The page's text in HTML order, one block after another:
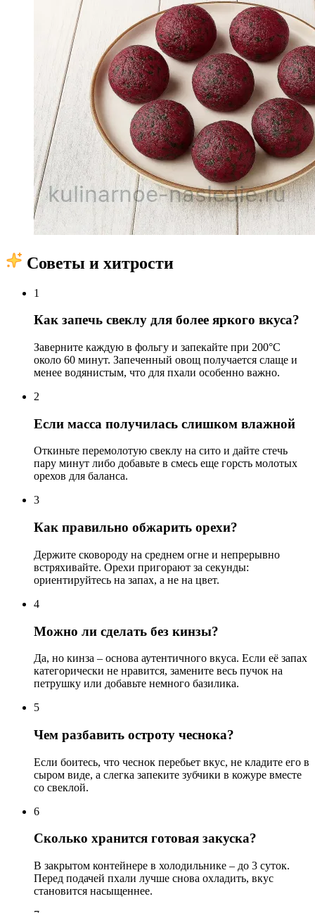
Советы и хитрости
1
Как запечь свеклу для более яркого вкуса?
Заверните каждую в фольгу и запекайте при 200°C
около 60 минут. Запеченный овощ получается слаще и
менее водянистым, что для пхали особенно важно.
2
Если масса получилась слишком влажной
Откиньте перемолотую свеклу на сито и дайте стечь
пару минут либо добавьте в смесь еще горсть молотых
орехов для баланса.
3
Как правильно обжарить орехи?
Держите сковороду на среднем огне и непрерывно
встряхивайте. Орехи пригорают за секунды:
ориентируйтесь на запах, а не на цвет.
4
Можно ли сделать без кинзы?
Да, но кинза – основа аутентичного вкуса. Если её запах
категорически не нравится, замените весь пучок на
петрушку или добавьте немного базилика.
5
Чем разбавить остроту чеснока?
Если боитесь, что чеснок перебьет вкус, не кладите его в
сыром виде, а слегка запеките зубчики в кожуре вместе
со свеклой.
6
Сколько хранится готовая закуска?
В закрытом контейнере в холодильнике – до 3 суток.
Перед подачей пхали лучше снова охладить, вкус
становится насыщеннее.